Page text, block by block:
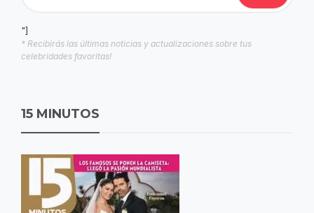
"]
* Recibirás las últimas noticias y actualizaciones sobre tus
celebridades favoritas!
15 MINUTOS